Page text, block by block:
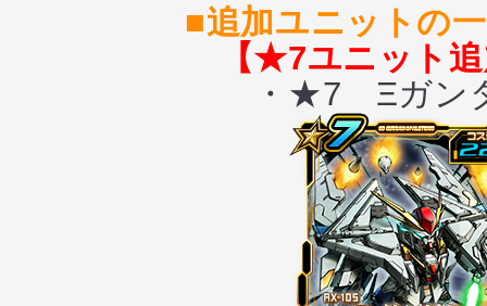
■追加ユニットの
【★7ユニット
・★7 Ξガン